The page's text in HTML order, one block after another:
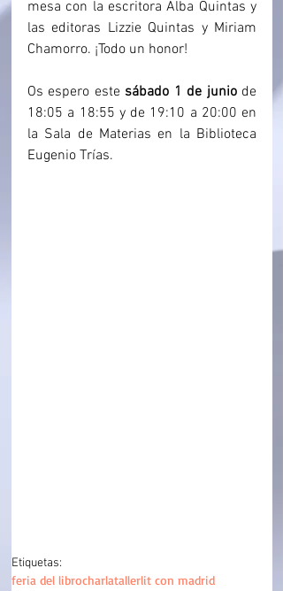
mesa con la escritora Alba Quintas y
las editoras Lizzie Quintas y Miriam
Chamorro. ¡Todo un honor!
Os espero este sábado 1 de junio de
18:05 a 18:55 y de 19:10 a 20:00 en
la Sala de Materias en la Biblioteca
Eugenio Trías.
Etiquetas:
feria del librocharlatallerlit con madrid